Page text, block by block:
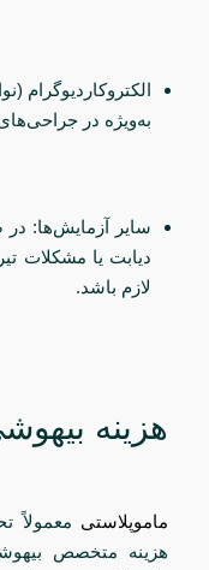
الکتروکاردیوگرام
به‌ویژه در
سایر آزمایش‌ها: در
دیابت یا مشکلات
لازم باشد.
هزینه
ماموپلاستی معمولاً
هزینه متخصص